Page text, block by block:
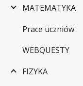
MATEMATYKA
Prace uczniów
WEBQUESTY
FIZYKA